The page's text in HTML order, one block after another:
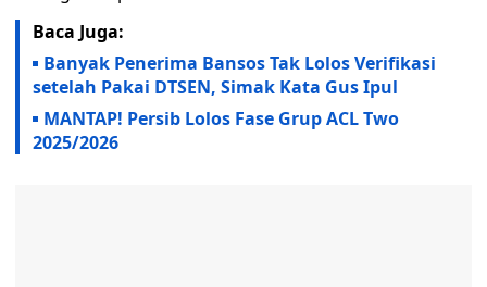
Baca Juga:
Banyak Penerima Bansos Tak Lolos Verifikasi
setelah Pakai DTSEN, Simak Kata Gus Ipul
MANTAP! Persib Lolos Fase Grup ACL Two
2025/2026